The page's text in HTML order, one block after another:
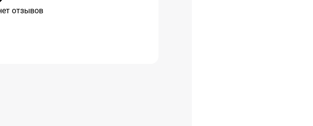
отзывов